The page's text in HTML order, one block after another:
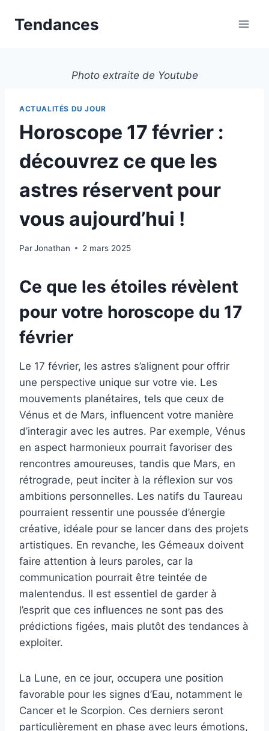
Tendances
Photo extraite de Youtube
ACTUALITÉS DU JOUR
Horoscope 17 février :
découvrez ce que les
astres réservent pour
vous aujourd’hui !
ParJonathan 2 mars 2025
Ce que les étoiles révèlent
pour votre horoscope du 17
février
Le 17 février, les astres s’alignent pour offrir
une perspective unique sur votre vie. Les
mouvements planétaires, tels que ceux de
Vénus et de Mars, influencent votre manière
d’interagir avec les autres. Par exemple, Vénus
en aspect harmonieux pourrait favoriser des
rencontres amoureuses, tandis que Mars, en
rétrograde, peut inciter à la réflexion sur vos
ambitions personnelles. Les natifs du Taureau
pourraient ressentir une poussée d’énergie
créative, idéale pour se lancer dans des projets
artistiques. En revanche, les Gémeaux doivent
faire attention à leurs paroles, car la
communication pourrait être teintée de
malentendus. Il est essentiel de garder à
l’esprit que ces influences ne sont pas des
prédictions figées, mais plutôt des tendances à
exploiter.
La Lune, en ce jour, occupera une position
favorable pour les signes d’Eau, notamment le
Cancer et le Scorpion. Ces derniers seront
particulièrement en phase avec leurs émotions,